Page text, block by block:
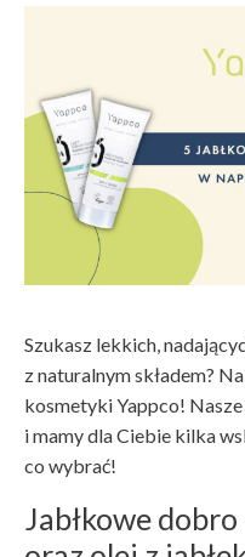
Szukasz lekkich,
z naturalnym składem?
kosmetyki Yappco!
i mamy dla Ciebie kilka
co wybrać!
Jabłkowe